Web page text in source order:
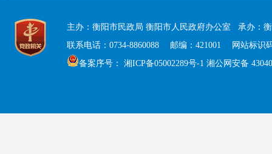
主办：衡阳市民政局 衡阳市人民政府办公室 承办：
联系电话：0734-8860088 邮编：421001 网站标识
备案序号：
湘ICP备05002289号-1 湘公网安备